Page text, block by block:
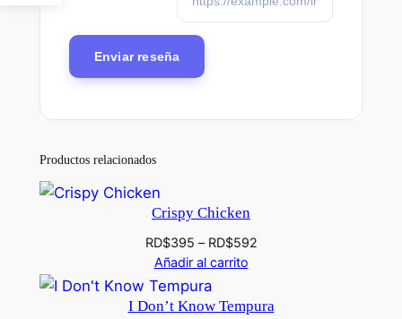
Productos relacionados
Crispy Chicken
RD$395 – RD$592
Añadir al carrito
I Don’t Know Tempura